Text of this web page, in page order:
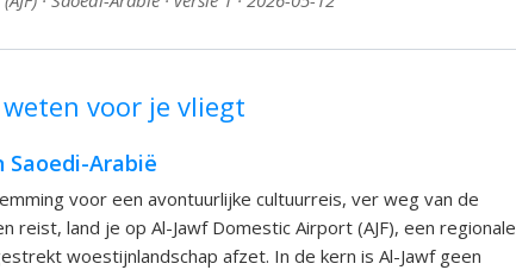
voor je vliegt
Saoedi-Arabië
voor een avontuurlijke cultuurreis, ver weg van de
reist, land je op Al-Jawf Domestic Airport (AJF), een regionale
woestijnlandschap afzet. In de kern is Al-Jawf geen